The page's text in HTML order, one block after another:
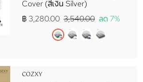
Cover (สีเงิน Silver)
฿ 3,280.00 3,540.00 ลด 7%
COZXY